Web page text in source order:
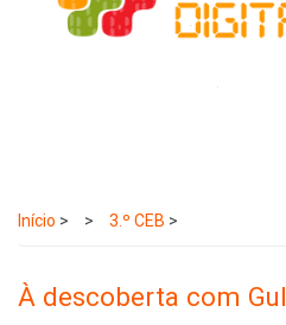
Início > 3.º CEB >
À descoberta com